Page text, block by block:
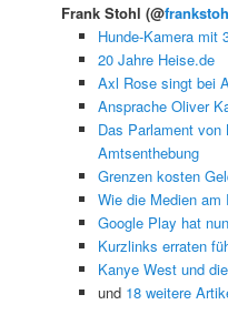
Frank Stohl(@
Hunde-Kamera mit
20 Jahre Heise.de
Axl Rose singt bei
Ansprache Oliver
Das Parlament
Amtsenthebung
Grenzen kosten
Wie die Medien am
Google Play hat
Kurzlinks erraten
Kanye West und
und 18 weitere